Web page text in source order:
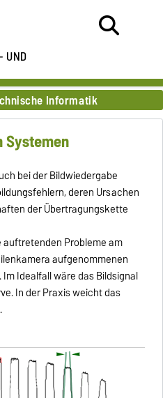
UND
Informatik
Systemen
bei der Bildwiedergabe
deren Ursachen
der Übertragungskette
Probleme am
aufgenommenen
Idealfall wäre das Bildsignal
In der Praxis weicht das